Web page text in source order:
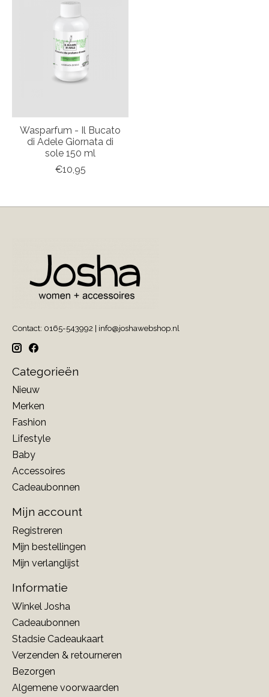
Wasparfum - Il Bucato
di Adele Giornata di
sole 150 ml
€10,95
Contact: 0165-543992 | info@joshawebshop.nl
Categorieën
Nieuw
Merken
Fashion
Lifestyle
Baby
Accessoires
Cadeaubonnen
Mijn account
Registreren
Mijn bestellingen
Mijn verlanglijst
Informatie
Winkel Josha
Cadeaubonnen
Stadsie Cadeaukaart
Verzenden & retourneren
Bezorgen
Algemene voorwaarden